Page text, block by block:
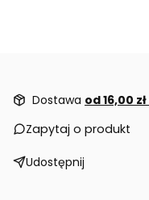
Dostawa od 16,00 zł
Zapytaj o produkt
Udostępnij